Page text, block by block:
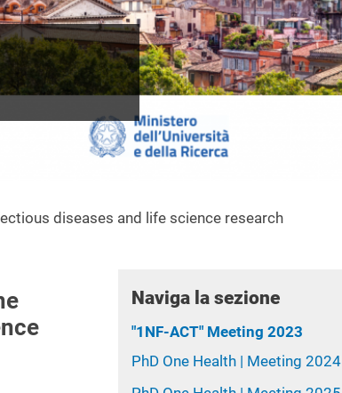
diseases and life science research
Naviga la sezione
"1NF-ACT" Meeting 2023
PhD One Health | Meeting 2024